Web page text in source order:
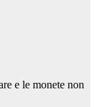
e le monete non